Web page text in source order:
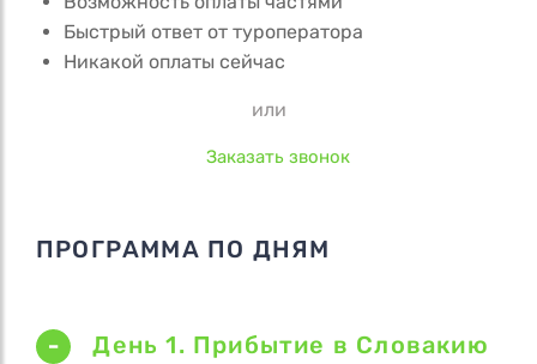
Быстрый ответ от туроператора
Никакой оплаты сейчас
или
Заказать звонок
ПРОГРАММА ПО ДНЯМ
День 1. Прибытие в Словакию